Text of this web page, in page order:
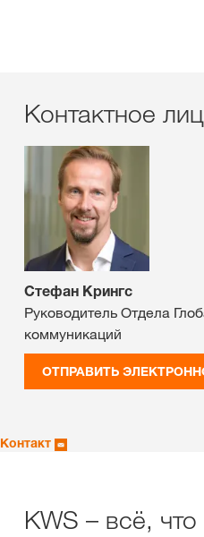
Контактное
Стефан Крингс
Руководитель Отдела
коммуникаций
ОТПРАВИТЬ
Контакт
KWS – всё,